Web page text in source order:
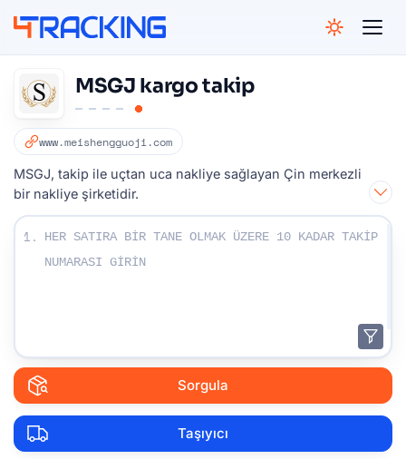
MSGJ kargo takip
www.meishengguoji.com
MSGJ, takip ile uçtan uca nakliye sağlayan Çin merkezli
bir nakliye şirketidir.
Takip numaralarınızı girin:
1.
Sorgula
Taşıyıcı